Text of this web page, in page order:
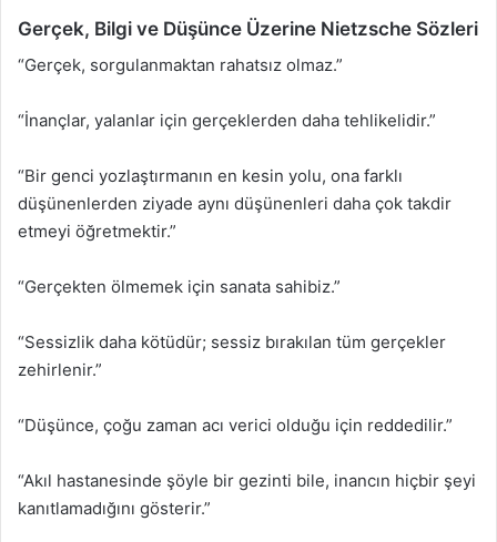
Gerçek, Bilgi ve Düşünce Üzerine Nietzsche Sözleri
“Gerçek, sorgulanmaktan rahatsız olmaz.”
“İnançlar, yalanlar için gerçeklerden daha tehlikelidir.”
“Bir genci yozlaştırmanın en kesin yolu, ona farklı
düşünenlerden ziyade aynı düşünenleri daha çok takdir
etmeyi öğretmektir.”
“Gerçekten ölmemek için sanata sahibiz.”
“Sessizlik daha kötüdür; sessiz bırakılan tüm gerçekler
zehirlenir.”
“Düşünce, çoğu zaman acı verici olduğu için reddedilir.”
“Akıl hastanesinde şöyle bir gezinti bile, inancın hiçbir şeyi
kanıtlamadığını gösterir.”